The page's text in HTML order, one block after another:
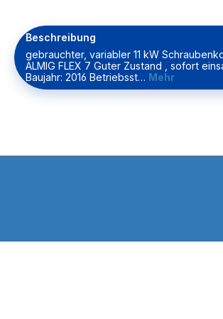
Beschreibung
gebrauchter, variabler 11 kW
ALMIG FLEX 7 Guter Zustand , sofort
Baujahr: 2016 Betriebsst… Mehr